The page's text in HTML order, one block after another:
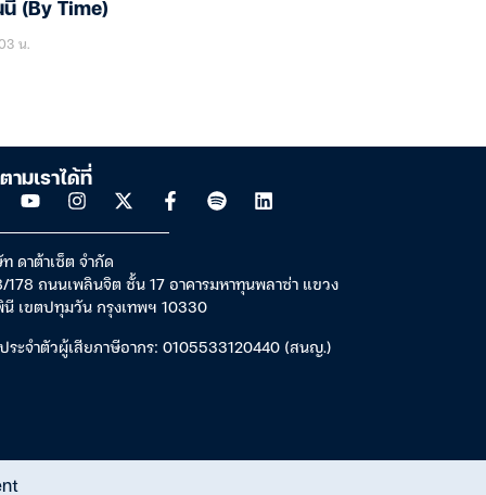
นี้ (By Time)
น.
ามเราได้ที่
ดาต้าเซ็ต จำกัด
178 ถนนเพลินจิต ชั้น 17 อาคารมหาทุนพลาซ่า แขวง
เขตปทุมวัน กรุงเทพฯ 10330
ระจำตัวผู้เสียภาษีอากร: 0105533120440 (สนญ.)